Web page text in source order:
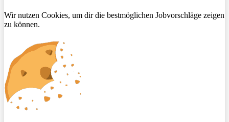
Wir nutzen Cookies, um dir die bestmöglichen Jobvorschläge zeigen
zu können.